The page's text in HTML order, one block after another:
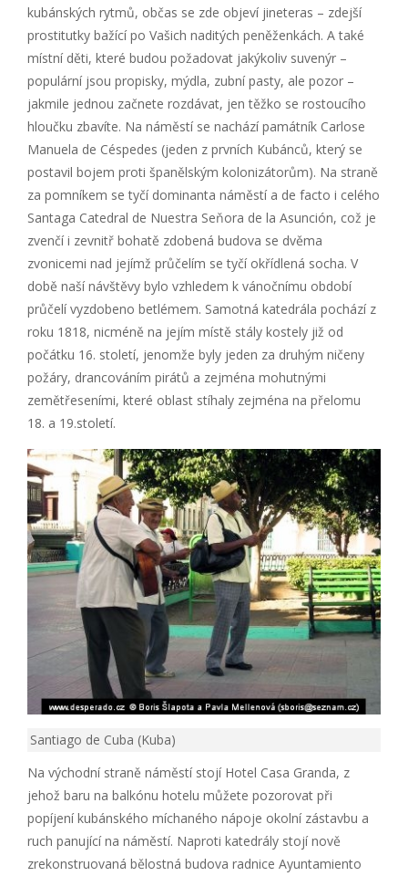
kubánských rytmů, občas se zde objeví jineteras – zdejší
prostitutky bažící po Vašich naditých peněženkách. A také
místní děti, které budou požadovat jakýkoliv suvenýr –
populární jsou propisky, mýdla, zubní pasty, ale pozor –
jakmile jednou začnete rozdávat, jen těžko se rostoucího
hloučku zbavíte. Na náměstí se nachází památník Carlose
Manuela de Céspedes (jeden z prvních Kubánců, který se
postavil bojem proti španělským kolonizátorům). Na straně
za pomníkem se tyčí dominanta náměstí a de facto i celého
Santaga Catedral de Nuestra Seňora de la Asunción, což je
zvenčí i zevnitř bohatě zdobená budova se dvěma
zvonicemi nad jejímž průčelím se tyčí okřídlená socha. V
době naší návštěvy bylo vzhledem k vánočnímu období
průčelí vyzdobeno betlémem. Samotná katedrála pochází z
roku 1818, nicméně na jejím místě stály kostely již od
počátku 16. století, jenomže byly jeden za druhým ničeny
požáry, drancováním pirátů a zejména mohutnými
zemětřeseními, které oblast stíhaly zejména na přelomu
18. a 19.století.
Santiago de Cuba (Kuba)
Na východní straně náměstí stojí Hotel Casa Granda, z
jehož baru na balkónu hotelu můžete pozorovat při
popíjení kubánského míchaného nápoje okolní zástavbu a
ruch panující na náměstí. Naproti katedrály stojí nově
zrekonstruovaná bělostná budova radnice Ayuntamiento